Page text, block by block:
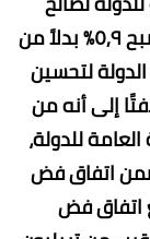
الهيئة القومية للتأمينات الاجتماعية لتصبح ٥,٩٪ بدلاً من
الدولة لتحسين
إلى أنه من
للدولة،
ضمن اتفاق فض
توقيع اتفاق فض